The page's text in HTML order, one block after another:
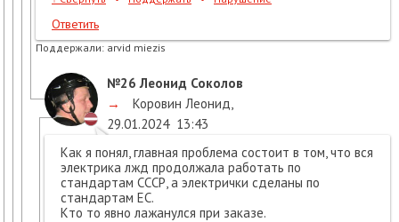
Ответить
Поддержали: arvid miezis
№26 Леонид Соколов
→
Коровин Леонид
29.01.2024 13:43
Как я понял, главная проблема состоит в том, что вся
электрика лжд продолжала работать по
стандартам СССР, а электрички сделаны по
стандартам ЕС.
Кто то явно лажанулся при заказе.